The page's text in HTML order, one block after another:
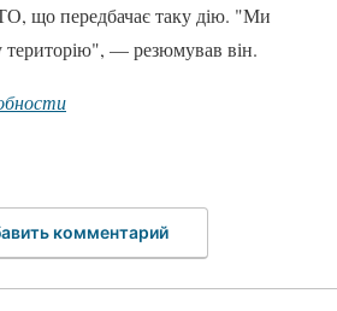
що передбачає таку дію. "Ми
— резюмував він.
комментарий